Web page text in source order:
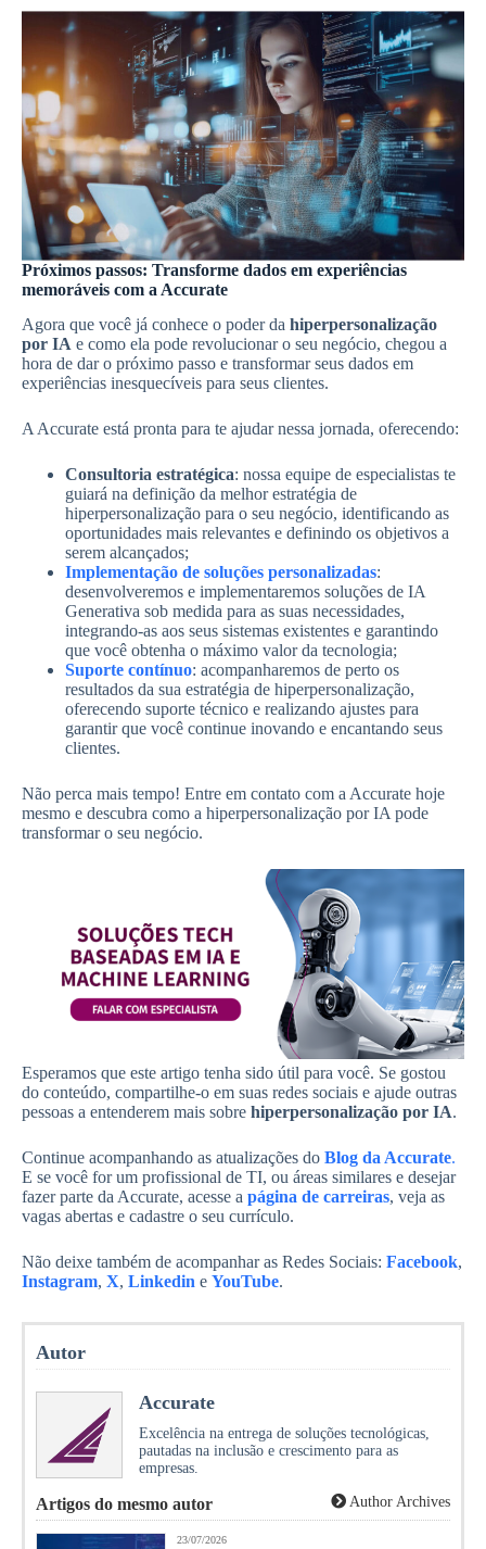
Próximos passos: Transforme dados em experiências
memoráveis com a Accurate
Agora que você já conhece o poder da hiperpersonalização
por IA e como ela pode revolucionar o seu negócio, chegou a
hora de dar o próximo passo e transformar seus dados em
experiências inesquecíveis para seus clientes.
A Accurate está pronta para te ajudar nessa jornada, oferecendo:
Consultoria estratégica: nossa equipe de especialistas te
guiará na definição da melhor estratégia de
hiperpersonalização para o seu negócio, identificando as
oportunidades mais relevantes e definindo os objetivos a
serem alcançados;
Implementação de soluções personalizadas:
desenvolveremos e implementaremos soluções de IA
Generativa sob medida para as suas necessidades,
integrando-as aos seus sistemas existentes e garantindo
que você obtenha o máximo valor da tecnologia;
Suporte contínuo: acompanharemos de perto os
resultados da sua estratégia de hiperpersonalização,
oferecendo suporte técnico e realizando ajustes para
garantir que você continue inovando e encantando seus
clientes.
Não perca mais tempo! Entre em contato com a Accurate hoje
mesmo e descubra como a hiperpersonalização por IA pode
transformar o seu negócio.
Esperamos que este artigo tenha sido útil para você. Se gostou
do conteúdo, compartilhe-o em suas redes sociais e ajude outras
pessoas a entenderem mais sobre hiperpersonalização por IA.
Continue acompanhando as atualizações do Blog da Accurate.
E se você for um profissional de TI, ou áreas similares e desejar
fazer parte da Accurate, acesse a página de carreiras, veja as
vagas abertas e cadastre o seu currículo.
Não deixe também de acompanhar as Redes Sociais: Facebook,
Instagram, X, Linkedin e YouTube.
Autor
Accurate
Excelência na entrega de soluções tecnológicas,
pautadas na inclusão e crescimento para as
empresas.
Artigos do mesmo autor Author Archives
23/07/2026